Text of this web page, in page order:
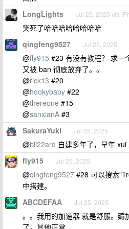
LongLights Jul 25, 2025 via
笑死了哈哈哈哈哈哈哈哈
qingfeng9527 Jul 25, 2025
@fly915 #23 有没有教程？ 求一
又被 ban 彻底放弃了。。
@rick13 #20
@hookybaby #22
@thereone #15
@sanxianA #3
SakuraYuki Jul 25, 2025
@bli22ard 自建多年了，早年
fly915 Jul 25, 2025
@qingfeng9527 #28 可以搜索
中搭建。
ABCDEFAA Jul 25, 2025
。。我用的加速器 就是舒服。薅
了。其他正常